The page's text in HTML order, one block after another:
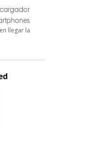
llegar la